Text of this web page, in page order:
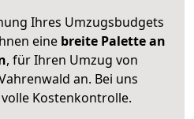
Ihres Umzugsbudgets
eine breite Palette an
, für Ihren Umzug von
an. Bei uns
Kostenkontrolle.